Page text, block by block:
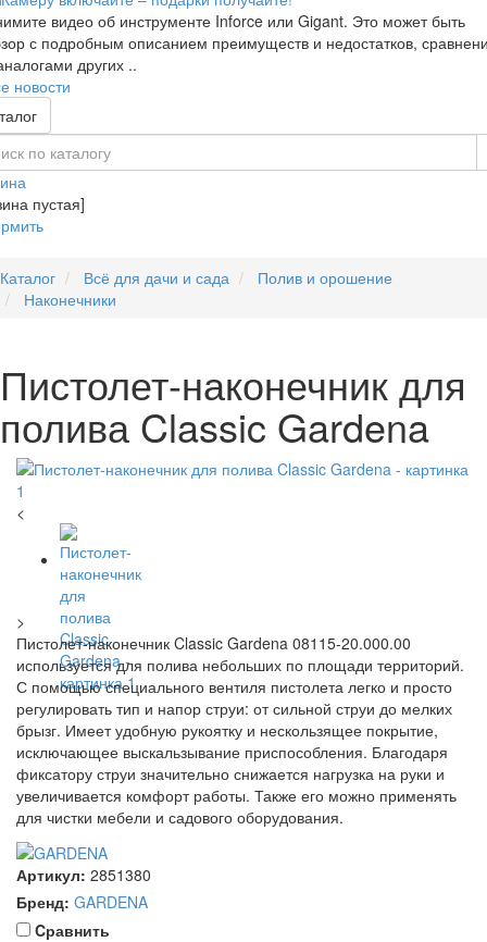
видео об инструменте Inforce или Gigant. Это может быть
с подробным описанием преимуществ и недостатков,
других ..
новости
пустая]
Каталог Всё для дачи и сада
Полив и орошение
Наконечники
Пистолет-наконечник для
полива Classic Gardena
<
>
Пистолет-наконечник Classic Gardena 08115-20.000.00
используется для полива небольших по площади территорий.
С помощью специального вентиля пистолета легко и просто
регулировать тип и напор струи: от сильной струи до мелких
брызг. Имеет удобную рукоятку и нескользящее покрытие,
исключающее выскальзывание приспособления. Благодаря
фиксатору струи значительно снижается нагрузка на руки и
увеличивается комфорт работы. Также его можно применять
для чистки мебели и садового оборудования.
Артикул: 2851380
Бренд: GARDENA
Cравнить